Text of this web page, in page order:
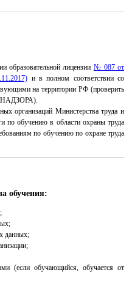
образовательной лицензии № 087 от
и в полном соответствии со
на территории РФ (проверить
организаций Министерства труда и
по обучению в области охраны труда
по обучению по охране труда
обучения:
данных;
(если обучающийся, обучается от